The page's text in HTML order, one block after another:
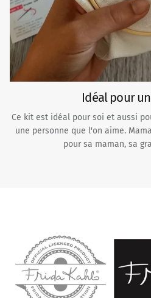
Idéal pour
Ce kit est idéal pour soi et aussi
une personne que l'on aime.
pour sa maman, sa